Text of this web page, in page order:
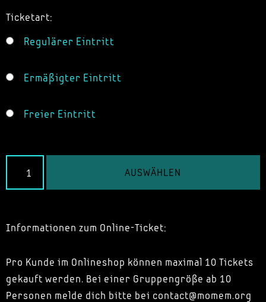
Ticketart:
Regulärer Eintritt
Ermäßigter Eintritt
Freier Eintritt
AUSWÄHLEN
Informationen zum Online-Ticket:
Pro Kunde im Onlineshop können maximal 10 Tickets
gekauft werden. Bei einer Gruppengröße ab 10
Personen melde dich bitte bei contact@momem.org